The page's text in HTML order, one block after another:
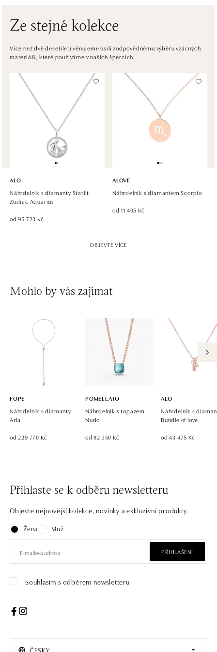
HALADA OC Avion, Bratislava
Ivanská cesta 16, 821 04 Bratislava
tel.: +421 917 090 372
Halada OC Aupark, Bratislava
Einsteinova 18, 851 01 Bratislava
tel.: +421 917 090 891
dnes otevřeno do 21:00
Ze stejné kolekce
Více než dvě desetiletí věnujeme úsilí zodpovědnému výběru vzácných
materiálů, které používáme v našich špercích.
OBJEVTE VÍCE
ALO
Náhrdelník s diamanty Starlit
Zodiac Aquarius
od 95 723 Kč
ALOVE
Náhrdelník s diamantem Scorpio
od 11 405 Kč
Mohlo by vás zajímat
FOPE
Náhrdelník s diamanty
Aria
od 229 770 Kč
POMELLATO
Náhrdelník s topazem
Nudo
od 82 350 Kč
ALO
Náhrdelník s
Bundle of love
od 43 475 Kč
Přihlaste se k odběru newsletteru
Objevte nejnovější kolekce, novinky a exkluzivní produkty.
Žena
Muž
PŘIHLÁŠENÍ
Souhlasím s odběrem newsletteru
ČESKY